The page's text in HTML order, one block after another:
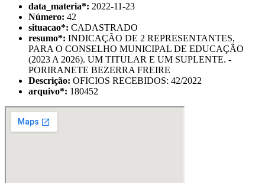
data_materia*: 2022-11-23
Número: 42
situacao*: CADASTRADO
resumo*: INDICAÇÃO DE 2 REPRESENTANTES,
PARA O CONSELHO MUNICIPAL DE EDUCAÇÃO
(2023 A 2026). UM TITULAR E UM SUPLENTE. -
PORIRANETE BEZERRA FREIRE
Descrição: OFICIOS RECEBIDOS: 42/2022
arquivo*: 180452